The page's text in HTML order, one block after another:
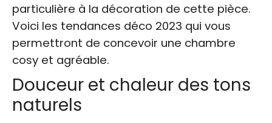
particulière à la décoration de cette pièce.
Voici les tendances déco 2023 qui vous
permettront de concevoir une chambre
cosy et agréable.
Douceur et chaleur des tons
naturels